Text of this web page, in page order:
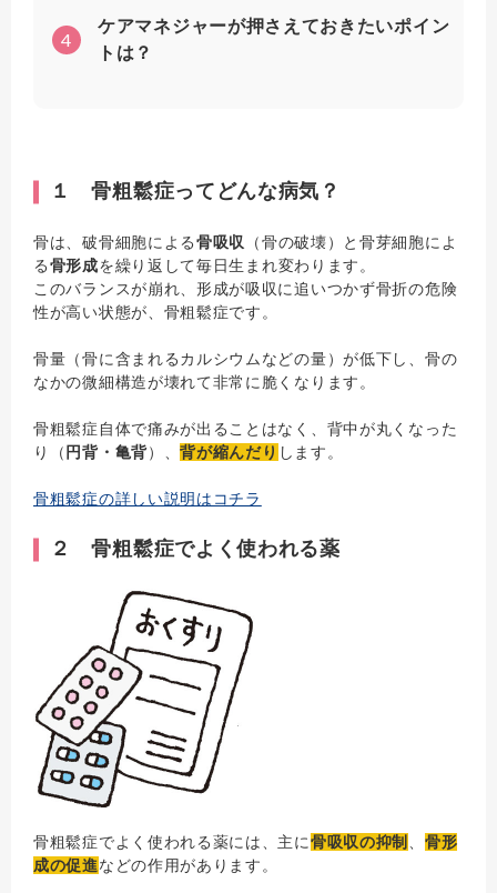
4
ケアマネジャーが押さえておきたいポイン
トは？
１ 骨粗鬆症ってどんな病気？
骨は、破骨細胞による骨吸収
（骨の破壊）と骨芽細胞によ
る骨形成を繰り返して毎日生まれ変わります。
このバランスが崩れ、形成が吸収に追いつかず骨折の危険
性が高い状態が、骨粗鬆症です。
骨量（骨に含まれるカルシウムなどの量）が低下し、骨の
なかの微細構造が壊れて非常に脆くなります。
骨粗鬆症自体で痛みが出ることはなく、背中が丸くなった
り（ 円背・亀背）、背が縮んだり します。
骨粗鬆症の詳しい説明はコチラ
２ 骨粗鬆症でよく使われる薬
骨粗鬆症でよく使われる薬には、主に骨吸収の抑制
骨形
成の促進などの作用があります。